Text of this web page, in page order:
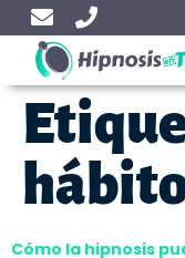
Cómo la hipnosis